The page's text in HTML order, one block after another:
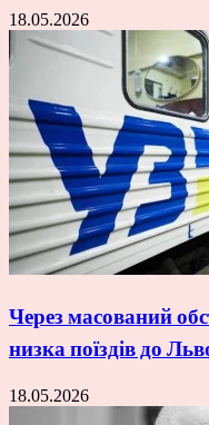
18.05.2026
Через масований
низка поїздів до
18.05.2026